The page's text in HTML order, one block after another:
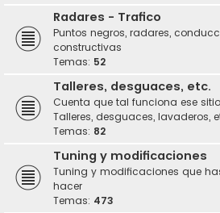
Radares - Trafico
Puntos negros, radares,
constructivas
Temas: 52
Talleres, desguaces, etc.
Cuenta que tal funciona ese
Talleres, desguaces, lavaderos,
Temas: 82
Tuning y modificaciones
Tuning y modificaciones que
hacer
Temas: 473